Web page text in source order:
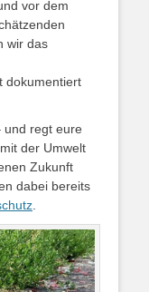
vor dem
wir das
dokumentiert
und regt eure
der Umwelt
Zukunft
dabei bereits
.